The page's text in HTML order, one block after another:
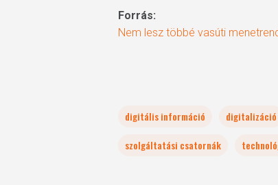
Forrás:
Nem lesz többé vasúti
digitális információ digitalizáció
szolgáltatási csatornák